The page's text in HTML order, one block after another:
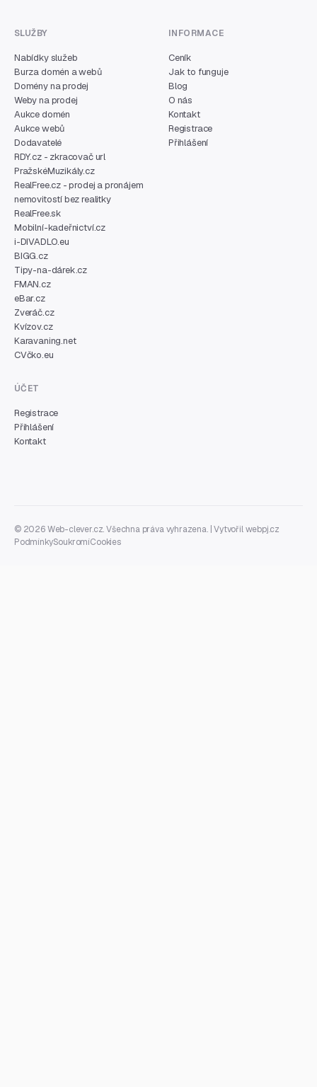
SLUŽBY
Nabídky služeb
Burza domén a webů
Domény na prodej
Weby na prodej
Aukce domén
Aukce webů
Dodavatelé
RDY.cz - zkracovač url
PražskéMuzikály.cz
RealFree.cz - prodej a pronájem
nemovitostí bez realitky
RealFree.sk
Mobilní-kadeřnictví.cz
i-DIVADLO.eu
BIGG.cz
Tipy-na-dárek.cz
FMAN.cz
eBar.cz
Zveráč.cz
Kvízov.cz
Karavaning.net
CVčko.eu
INFORMACE
Ceník
Jak to funguje
Blog
O nás
Kontakt
Registrace
Přihlášení
ÚČET
Registrace
Přihlášení
Kontakt
© 2026 Web-clever.cz. Všechna práva vyhrazena. | Vytvořilwebpj.cz
PodmínkySoukromíCookies